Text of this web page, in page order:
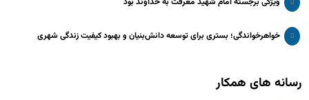
خواهرخواندگی؛ بستری برای توسعه دانش‌بنیان و بهبود کیفیت زندگی شهری
رسانه های همکار